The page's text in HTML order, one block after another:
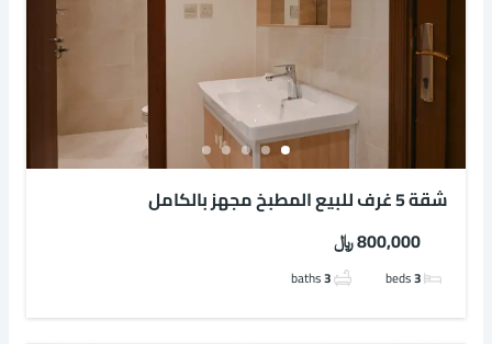
شقة 5 غرف للبيع المطبخ مجهز بالكامل
800,000 ﷼
3
beds
3
baths